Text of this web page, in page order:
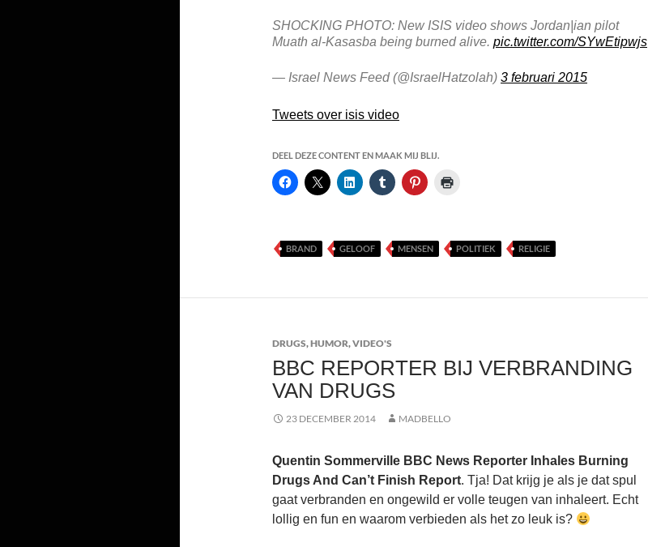
SHOCKING PHOTO: New ISIS video shows Jordan|ian pilot
Muath al-Kasasba being burned alive. pic.twitter.com/SYwEtipwjs
— Israel News Feed (@IsraelHatzolah) 3 februari 2015
Tweets over isis video
DEEL DEZE CONTENT EN MAAK MIJ BLIJ.
BRAND GELOOF MENSEN POLITIEK RELIGIE
DRUGS,HUMOR,VIDEO'S
BBC REPORTER BIJ VERBRANDING
VAN DRUGS
23 DECEMBER 2014 MADBELLO
Quentin Sommerville BBC News Reporter Inhales Burning
Drugs And Can’t Finish Report. Tja! Dat krijg je als je dat spul
gaat verbranden en ongewild er volle teugen van inhaleert. Echt
lollig en fun en waarom verbieden als het zo leuk is?